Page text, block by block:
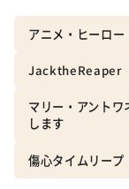
アニメ・ヒーロー
JacktheReaper
マリー・アント
します
傷心タイムリープ